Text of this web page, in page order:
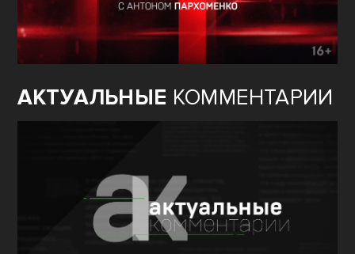
АКТУАЛЬНЫЕ КОММЕНТАРИИ